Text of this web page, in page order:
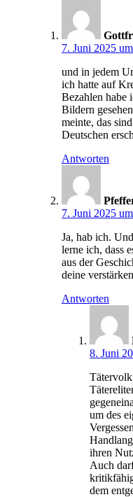
7. Juni 2025
und in jedem
ich hatte auf
Bezahlen habe
Bildern
meinte, das
Deutschen
Antworten
7. Juni 2025
Ja, hab ich.
lerne ich, dass
aus der
deine
Antworten
8. Juni
um des
ihren
Auch
dem